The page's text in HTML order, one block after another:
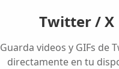
Twitter / X
Guarda videos y GIFs de
directamente en tu